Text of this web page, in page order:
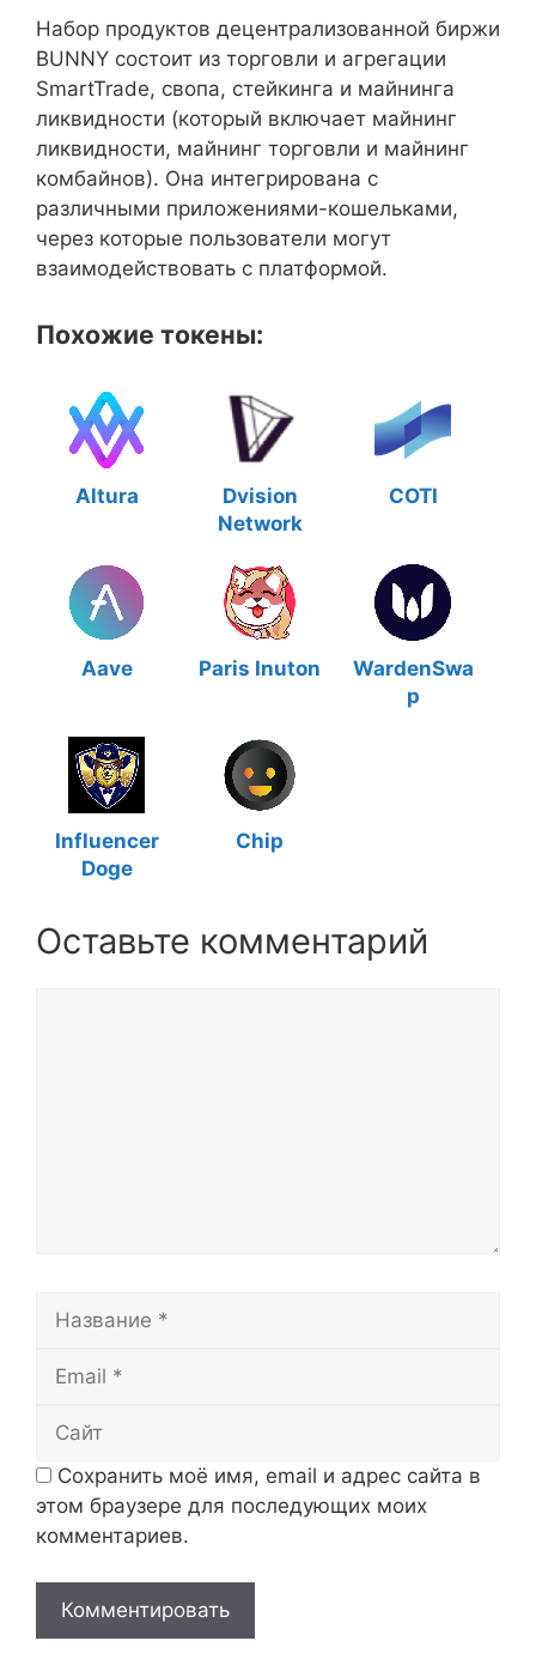
Набор продуктов децентрализованной биржи
BUNNY состоит из торговли и агрегации
SmartTrade, свопа, стейкинга и майнинга
ликвидности (который включает майнинг
ликвидности, майнинг торговли и майнинг
комбайнов). Она интегрирована с
различными приложениями-кошельками,
через которые пользователи могут
взаимодействовать с платформой.
Похожие токены:
Altura
Dvision
Network
COTI
Aave Paris Inuton
WardenSwa
p
Influencer
Doge
Chip
Оставьте комментарий
Название
Email
Сайт
Сохранить моё имя, email и адрес сайта в
этом браузере для последующих моих
комментариев.